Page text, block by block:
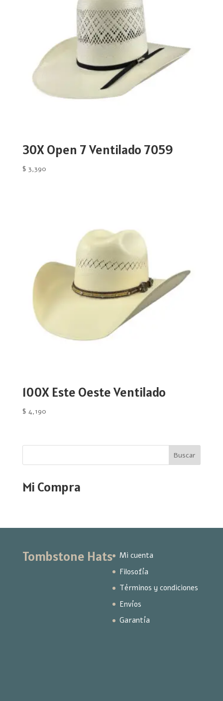
30X Open 7 Ventilado 7059
$ 3,390
100X Este Oeste Ventilado
$ 4,190
Buscar
Mi Compra
Tombstone Hats
Mi cuenta
Filosofía
Términos y condiciones
Envíos
Garantía